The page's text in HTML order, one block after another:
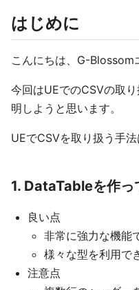
はじめに
こんにちは、G-Blossom
今回はUEでのCSVの取
明しようと思います。
UEでCSVを取り扱う手
1. DataTableを作っ
良い点
非常に強力な機能
様々な型を利用で
注意点